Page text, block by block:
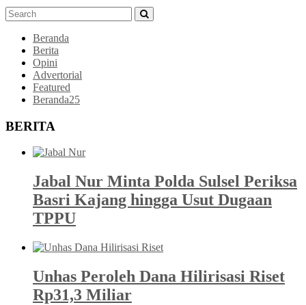
Beranda
Berita
Opini
Advertorial
Featured
Beranda25
BERITA
Jabal Nur Minta Polda Sulsel Periksa
Basri Kajang hingga Usut Dugaan
TPPU
Unhas Peroleh Dana Hilirisasi Riset
Rp31,3 Miliar